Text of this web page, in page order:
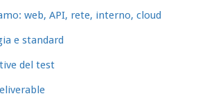
web, API, rete, interno, cloud
e standard
del test